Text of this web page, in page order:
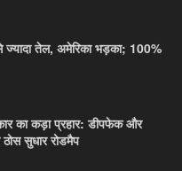
तेल, अमेरिका भड़का; 100%
का कड़ा प्रहार: डीपफेक और
ठोस सुधार रोडमैप